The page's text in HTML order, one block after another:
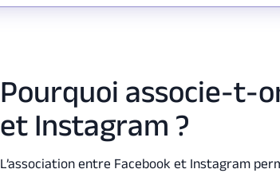
Pourquoi associe-t-
et Instagram ?
L’association entre Facebook et Instagram